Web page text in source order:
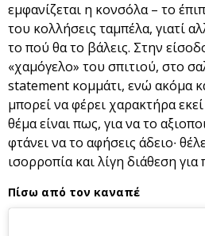
εμφανίζεται η κονσόλα – το
του κολλήσεις ταμπέλα, γιατί
το πού θα το βάλεις. Στην
«χαμόγελο» του σπιτιού, στο
statement κομμάτι, ενώ ακόμα
μπορεί να φέρει χαρακτήρα
θέμα είναι πως, για να το
φτάνει να το αφήσεις άδειο∙
ισορροπία και λίγη διάθεση για
Πίσω από τον καναπέ